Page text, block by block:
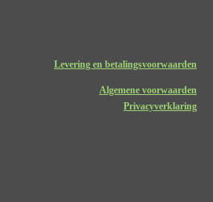
Levering en betalingsvoorwaarden
Algemene voorwaarden
Privacyverklaring